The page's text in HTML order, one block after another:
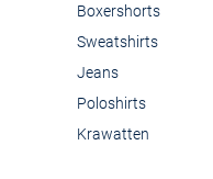
Boxershorts
Sweatshirts
Jeans
Poloshirts
Krawatten